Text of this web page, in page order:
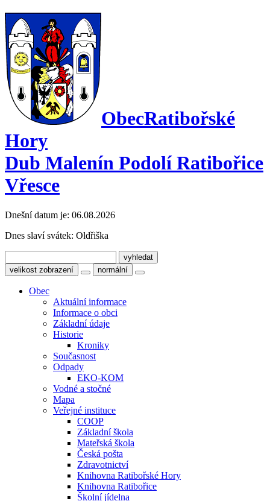
ObecRatibořské
Hory
Dub Malenín Podolí Ratibořice
Vřesce
Dnešní datum je: 06.08.2026
Dnes slaví svátek: Oldřiška
velikost zobrazení normální
Obec
Aktuální informace
Informace o obci
Základní údaje
Historie
Kroniky
Současnost
Odpady
EKO-KOM
Vodné a stočné
Mapa
Veřejné instituce
COOP
Základní škola
Mateřská škola
Česká pošta
Zdravotnictví
Knihovna Ratibořské Hory
Knihovna Ratibořice
Školní jídelna